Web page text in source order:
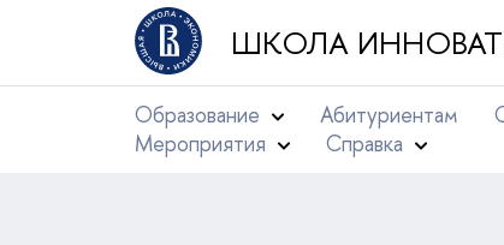
ШКОЛА
Образование Абитуриентам
Мероприятия
Справка